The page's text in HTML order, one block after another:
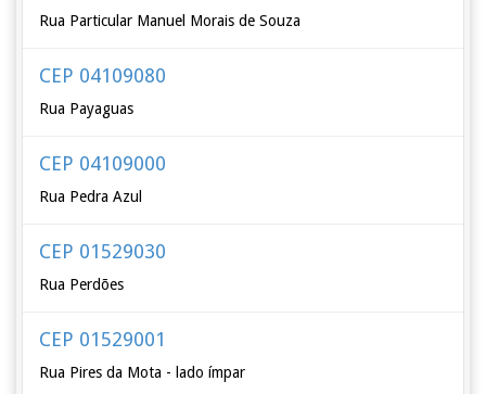
Rua Particular Manuel Morais de Souza
CEP 04109080
Rua Payaguas
CEP 04109000
Rua Pedra Azul
CEP 01529030
Rua Perdões
CEP 01529001
Rua Pires da Mota - lado ímpar